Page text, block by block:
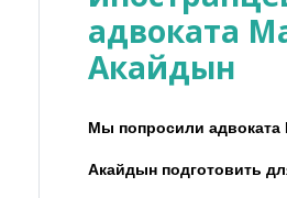
адвоката
Акайдын
Мы попросили адвоката
Акайдын подготовить